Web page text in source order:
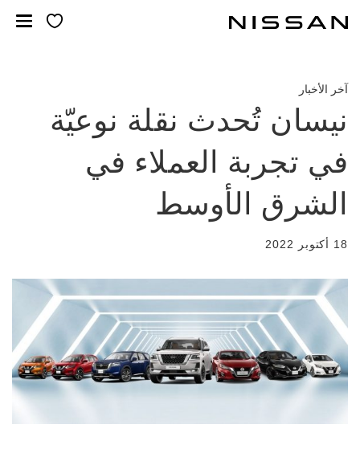
إلى
آخر الأخبار
نيسان تُحدث نقلة نوعيّة
في تجربة العملاء في
الشرق الأوسط
18 أكتوبر 2022